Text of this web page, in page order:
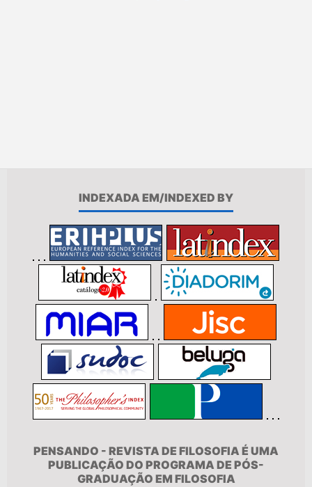
INDEXADA EM/INDEXED BY
PENSANDO - REVISTA DE FILOSOFIA É UMA
PUBLICAÇÃO DO PROGRAMA DE PÓS-
GRADUAÇÃO EM FILOSOFIA